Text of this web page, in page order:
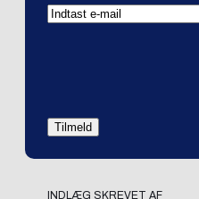
INDLÆG SKREVET AF